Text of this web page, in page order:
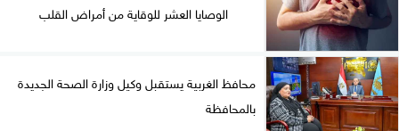
الوصايا العشر للوقاية من أمراض القلب
محافظ الغربية يستقبل وكيل وزارة الصحة الجديدة
بالمحافظة